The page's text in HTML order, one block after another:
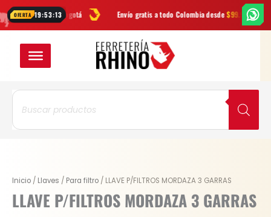
OFERTA 19:53:12
en Bogotá Envío gratis a todo Colombia desde$99.900 Las
al
contenido
Búsqueda
productos
Inicio / Llaves / Para filtro / LLAVE P/FILTROS MORDAZA 3 GARRAS
LLAVE P/FILTROS MORDAZA 3 GARRAS